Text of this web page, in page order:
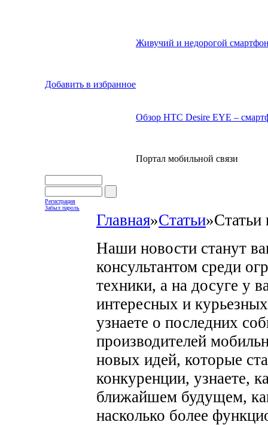
Добавить в избранное
Живучий и недорогой
Обзор HTC Desire EYE –
Портал мобильной связи
Регистрация
Забыл пароль
Главная»Статьи»Статьи
Наши новости станут
консультантом среди
техники, а на досуге у
интересных и
узнаете о последних
производителей
новых идей, которые
конкуренции, узнаете,
ближайшем будущем,
насколько более